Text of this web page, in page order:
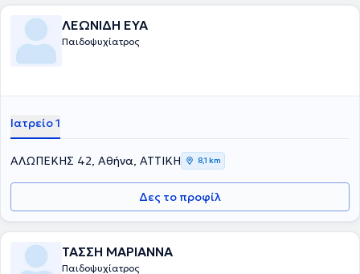
ΛΕΩΝΙΔΗ ΕΥΑ
Παιδοψυχίατρος
Ιατρείο 1
ΑΛΩΠΕΚΗΣ 42, Αθήνα, ΑΤΤΙΚΗ 8,1 km
Δες το προφίλ
ΤΑΣΣΗ ΜΑΡΙΑΝΝΑ
Παιδοψυχίατρος